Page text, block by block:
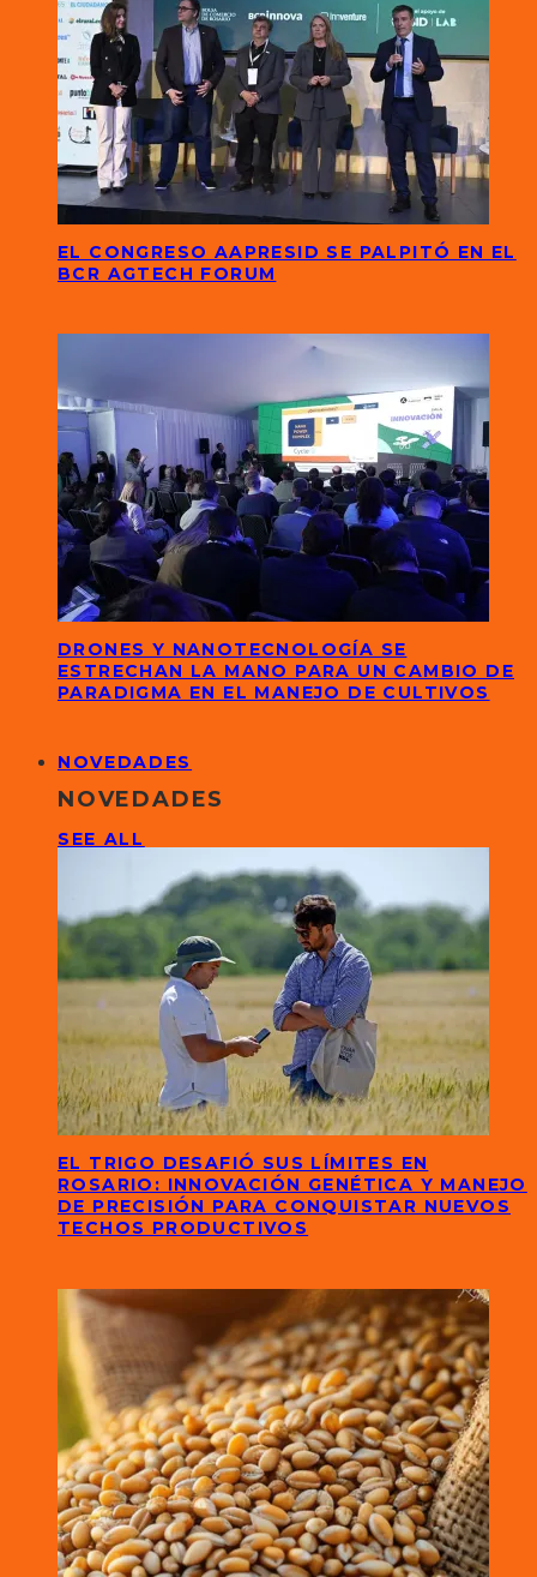
EL CONGRESO AAPRESID SE PALPITÓ EN EL
BCR AGTECH FORUM
DRONES Y NANOTECNOLOGÍA SE
ESTRECHAN LA MANO PARA UN CAMBIO DE
PARADIGMA EN EL MANEJO DE CULTIVOS
NOVEDADES
NOVEDADES
SEE ALL
EL TRIGO DESAFIÓ SUS LÍMITES EN
ROSARIO: INNOVACIÓN GENÉTICA Y MANEJO
DE PRECISIÓN PARA CONQUISTAR NUEVOS
TECHOS PRODUCTIVOS